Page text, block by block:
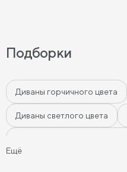
Подборки
Диваны горчичного цвета
Диваны светлого цвета
Ещё